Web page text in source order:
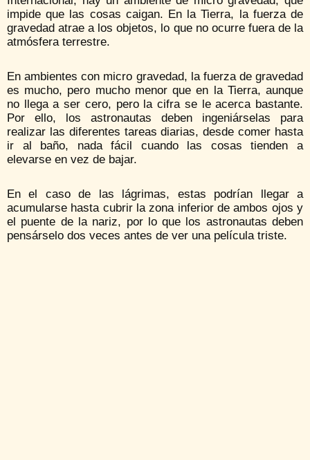
impide que las cosas caigan. En la Tierra, la fuerza de
gravedad atrae a los objetos, lo que no ocurre fuera de la
atmósfera terrestre.
En ambientes con micro gravedad, la fuerza de gravedad
es mucho, pero mucho menor que en la Tierra, aunque
no llega a ser cero, pero la cifra se le acerca bastante.
Por ello, los astronautas deben ingeniárselas para
realizar las diferentes tareas diarias, desde comer hasta
ir al baño, nada fácil cuando las cosas tienden a
elevarse en vez de bajar.
En el caso de las lágrimas, estas podrían llegar a
acumularse hasta cubrir la zona inferior de ambos ojos y
el puente de la nariz, por lo que los astronautas deben
pensárselo dos veces antes de ver una película triste.